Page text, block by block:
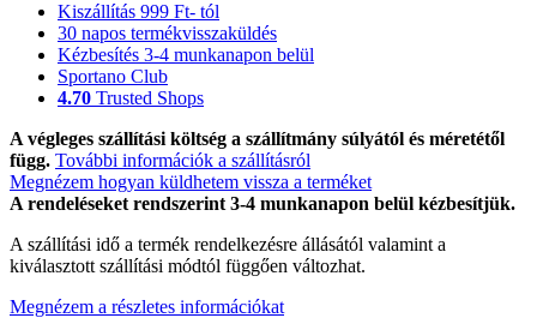
Kiszállítás 999 Ft- tól
30 napos termékvisszaküldés
Kézbesítés 3-4 munkanapon belül
Sportano Club
4.70 Trusted Shops
A végleges szállítási költség a szállítmány súlyától és méretétől
függ. További információk a szállításról
Megnézem hogyan küldhetem vissza a terméket
A rendeléseket rendszerint 3-4 munkanapon belül kézbesítjük.
A szállítási idő a termék rendelkezésre állásától valamint a
kiválasztott szállítási módtól függően változhat.
Megnézem a részletes információkat